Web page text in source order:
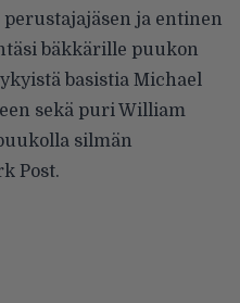
ja entinen
bäkkärille puukon
basistia Michael
sekä puri William
silmän
Post.